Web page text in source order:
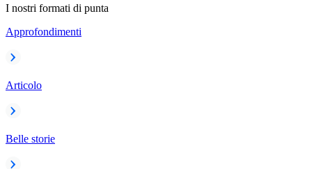
I nostri formati di punta
Approfondimenti
Articolo
Belle storie